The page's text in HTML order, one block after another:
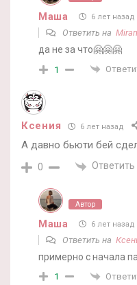
Маша 6 лет назад
Ответить на
да не за что🤗🤗🤗
1
Ксения 6 лет назад
А давно бьюти бей
0 Ответить
Автор
Маша 6 лет назад
Ответить на
примерно с начала
1